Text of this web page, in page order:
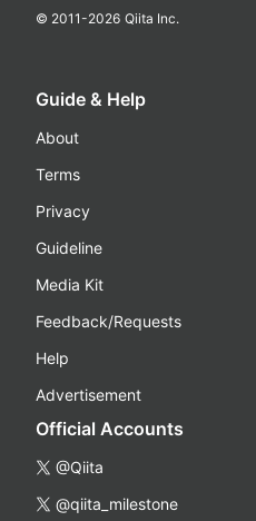
© 2011-2026 Qiita Inc.
Guide & Help
About
Terms
Privacy
Guideline
Media Kit
Feedback/Requests
Help
Advertisement
Official Accounts
@Qiita
@qiita_milestone